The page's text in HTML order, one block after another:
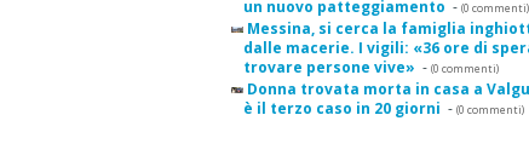
un nuovo patteggiamento - (0 commenti)
Messina, si cerca la famiglia
dalle macerie. I vigili: «36 ore di
trovare persone vive» - (0 commenti)
Donna trovata morta in casa a
è il terzo caso in 20 giorni - (0 commenti)